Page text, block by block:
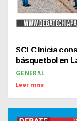
SCLC Inicia
básquetbol en
GENERAL
Leer mas